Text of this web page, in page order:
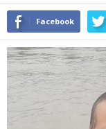
Facebook